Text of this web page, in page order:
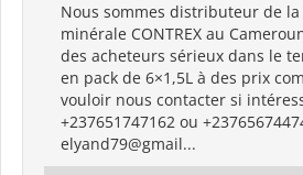
Nous sommes distributeur de
minérale CONTREX au
des acheteurs sérieux dans le
en pack de 6×1,5L à des prix
vouloir nous contacter si
+237651747162 ou
elyand79@gmail...